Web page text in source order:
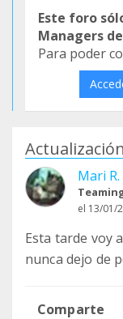
Este foro
Managers
Para poder
Mari
el 13/01/
Esta tarde voy
nunca dejo de
Comparte